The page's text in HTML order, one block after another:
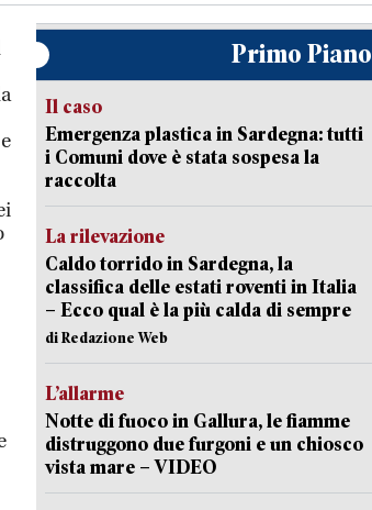
Primo Piano
Il caso
Emergenza plastica in Sardegna: tutti
i Comuni dove è stata sospesa la
raccolta
La rilevazione
Caldo torrido in Sardegna, la
classifica delle estati roventi in Italia
– Ecco qual è la più calda di sempre
di Redazione Web
L’allarme
Notte di fuoco in Gallura, le fiamme
distruggono due furgoni e un chiosco
vista mare – VIDEO